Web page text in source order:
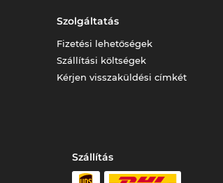
Szolgáltatás
Fizetési lehetőségek
Szállítási költségek
Kérjen visszaküldési címkét
Szállítás